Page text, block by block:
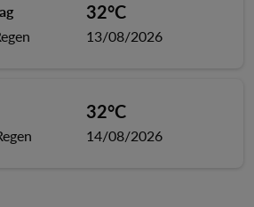
32°C
13/08/2026
32°C
14/08/2026